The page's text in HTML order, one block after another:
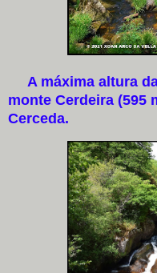
A máxima altura
monte Cerdeira (595
Cerceda.